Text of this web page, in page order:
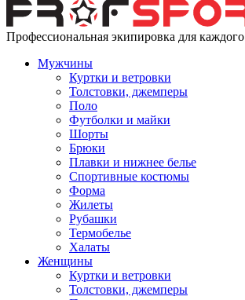
Профессиональная экипировка для каждого
Мужчины
Куртки и ветровки
Толстовки, джемперы
Поло
Футболки и майки
Шорты
Брюки
Плавки и нижнее белье
Спортивные костюмы
Форма
Жилеты
Рубашки
Термобелье
Халаты
Женщины
Куртки и ветровки
Толстовки, джемперы